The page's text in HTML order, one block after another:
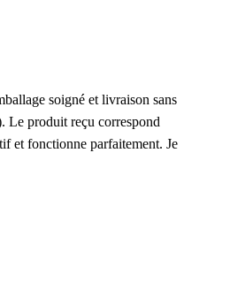
soigné et livraison sans
Le produit reçu correspond
et fonctionne parfaitement. Je